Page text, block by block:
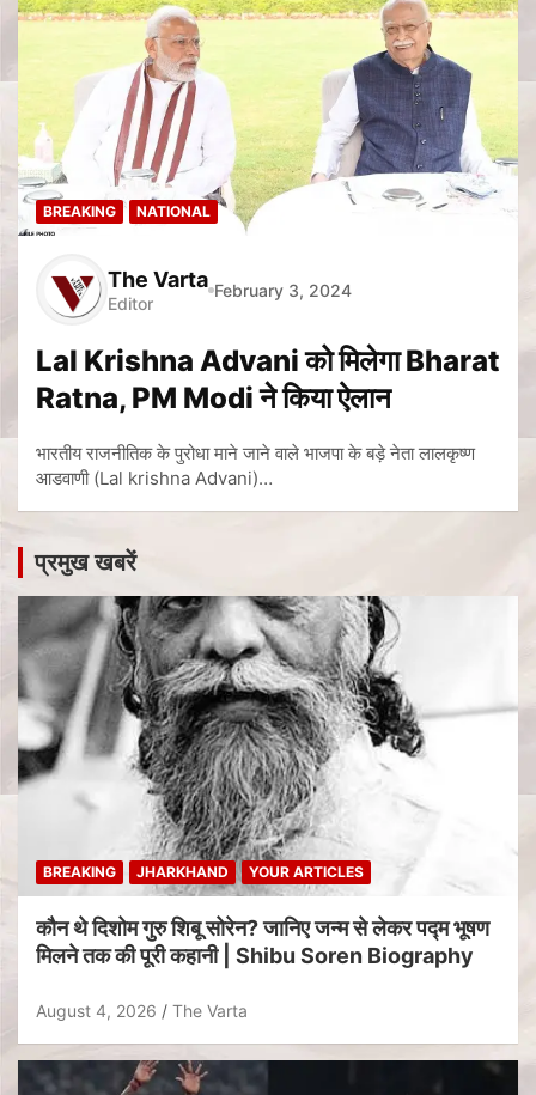
BREAKING NATIONAL
The Varta
Editor
February 3, 2024
Lal Krishna Advani को मिलेगा Bharat
Ratna, PM Modi ने किया ऐलान
भारतीय राजनीतिक के पुरोधा माने जाने वाले भाजपा के बड़े नेता लालकृष्ण
आडवाणी (Lal krishna Advani)…
प्रमुख खबरें
BREAKING JHARKHAND YOUR ARTICLES
कौन थे दिशोम गुरु शिबू सोरेन? जानिए जन्म से लेकर पद्म भूषण
मिलने तक की पूरी कहानी | Shibu Soren Biography
August 4, 2026 The Varta